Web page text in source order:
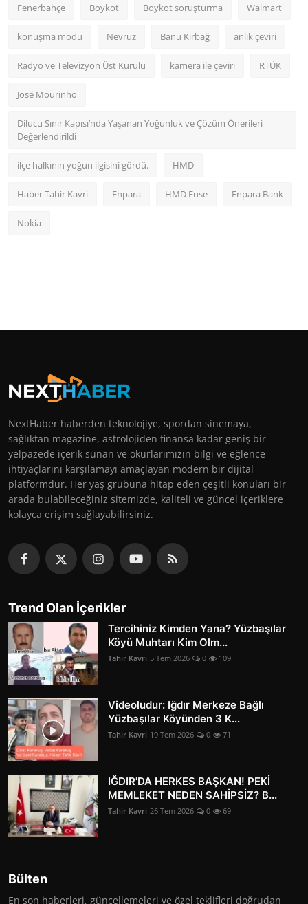
Fenerbahçe Boykot Boykot soruşturma Walmart
konuşma modu Nevruz Banu Kırbağ anlık çeviri
Radyo ve Televizyon Üst Kurulu kamera ile çeviri RTÜK
José Mourinho
Dilucu Sınır Kapısı’nda Yaşanan Yoğunluk ve Çözüm Önerileri
Değerlendirildi
ilçe halkının yoğun ilgisini gördü. HMD
Haber Tahir Kavri Enpara HMD Fuse Enpara Bank
Nokia
NextHaber haberden teknolojiye, spordan sinemaya,
sağlıktan magazine, astrolojiden finansa kadar geniş bir
yelpazede içerik sunan ve okurlarımızın bilgi ve eğlence
ihtiyaçlarını karşılamayı amaçlayan modern bir dijital
platformdur. Her yaş grubuna hitap eden çeşitli konuları bir
arada bulabileceğiniz sitemizde, kaliteli ve güncel içeriklere
kolayca erişim sağlayabilirsiniz.
Trend Olan İçerikler
Tercihiniz Kimden Yana? Yüzbaşılar
Köyü Muhtarı Kim Olm...
Tahir Kavri 5 Tem 2026 0 109
Videoludur: Iğdır Merkeze Bağlı
Yüzbaşılar Köyünden 3 K...
Tahir Kavri 19 Tem 2026 0 71
IĞDIR'DA HERKES BAŞKAN! PEKİ
MEMLEKET NEDEN SAHİPSİZ? B...
Tahir Kavri 26 Tem 2026 0 69
Bülten
En son haberleri, güncellemeleri ve özel teklifleri doğrudan